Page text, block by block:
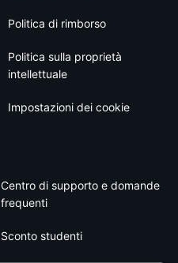
Politica di rimborso
Politica sulla proprietà
intellettuale
Impostazioni dei cookie
Centro di supporto e domande
frequenti
Sconto studenti